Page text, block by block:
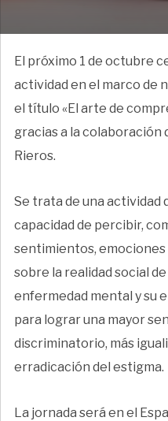
El próximo 1 de octubre
actividad en el marco de
el título «El arte de
gracias a la colaboración
Rieros.
Se trata de una actividad
capacidad de percibir,
sentimientos,
sobre la realidad social
enfermedad mental y su
para lograr una mayor
discriminatorio, más
erradicación del estigma.
La jornada será en el